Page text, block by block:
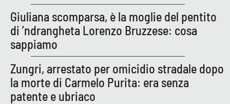
Giuliana scomparsa, è la moglie del pentito
di ’ndrangheta Lorenzo Bruzzese: cosa
sappiamo
Zungri, arrestato per omicidio stradale dopo
la morte di Carmelo Purita: era senza
patente e ubriaco